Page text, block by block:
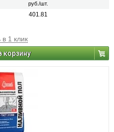
руб./шт.
401.81
в 1 клик
корзину